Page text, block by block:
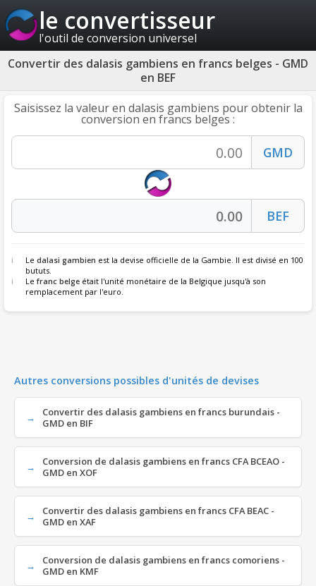
le convertisseur
l'outil de conversion universel
Convertir des dalasis gambiens en francs belges - GMD
en BEF
Saisissez la valeur en dalasis gambiens pour obtenir la
conversion en francs belges :
Le dalasi gambien est la devise officielle de la Gambie. Il est divisé en 100
bututs.
Lefranc belge était l'unité monétaire de la Belgique jusqu'à son
remplacement par l'euro.
Autres conversions possibles d'unités de devises
Convertir des dalasis gambiens en francs burundais -
GMD en BIF
Conversion de dalasis gambiens en francs CFA BCEAO -
GMD en XOF
Convertir des dalasis gambiens en francs CFA BEAC -
GMD en XAF
Conversion de dalasis gambiens en francs comoriens -
GMD en KMF